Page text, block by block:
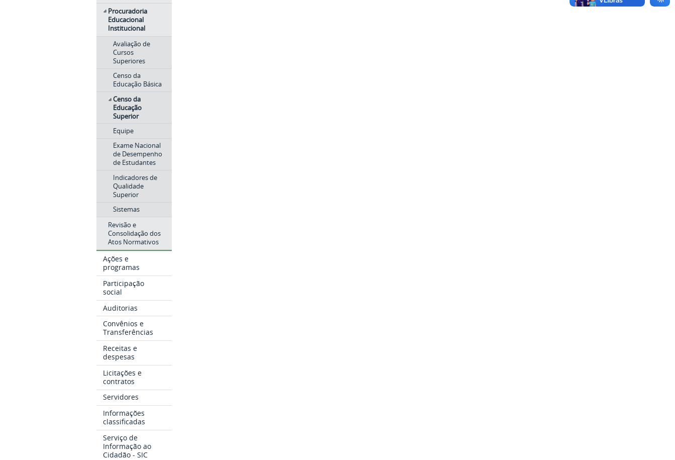
Procuradoria
Educacional
Institucional
Avaliação de
Cursos
Superiores
Censo da
Educação Básica
Censo da
Educação
Superior
Equipe
Exame Nacional
de Desempenho
de Estudantes
Indicadores de
Qualidade
Superior
Sistemas
Revisão e
Consolidação dos
Atos Normativos
Ações e
programas
Participação
social
Auditorias
Convênios e
Transferências
Receitas e
despesas
Licitações e
contratos
Servidores
Informações
classificadas
Serviço de
Informação ao
Cidadão - SIC